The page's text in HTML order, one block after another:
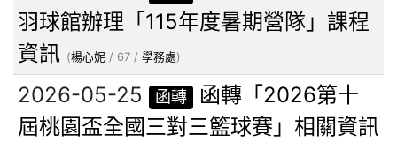
羽球館辦理「115年度暑期營隊」課程
資訊 (楊心妮 / 67 / 學務處)
2026-05-25 函轉
函轉「2026第十
屆桃園盃全國三對三籃球賽」相關資訊